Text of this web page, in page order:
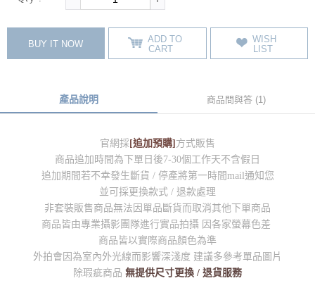
BUY IT NOW
ADD TO
CART
WISH
LIST
產品說明 商品問與答 (1)
官網採 [追加預購] 方式販售
商品追加時間為下單日後7-30個工作天不含假日
追加期間若不幸發生斷貨 / 停產將第一時間mail通知您
並可採更換款式 / 退款處理
非套裝販售商品無法因單品斷貨而取消其他下單商品
商品皆由專業攝影團隊進行實品拍攝 因各家螢幕色差
商品皆以實際商品顏色為準
外拍會因為室內外光線而影響深淺度 建議多參考單品圖片
除瑕疵商品 無提供尺寸更換 / 退貨服務